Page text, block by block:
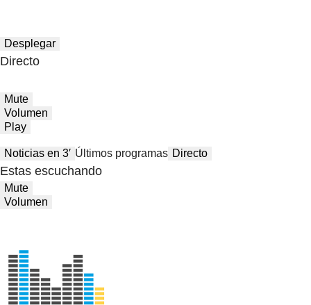
Desplegar
Directo
Mute
Volumen
Play
Noticias en 3′ Últimos programas Directo
Estas escuchando
Mute
Volumen